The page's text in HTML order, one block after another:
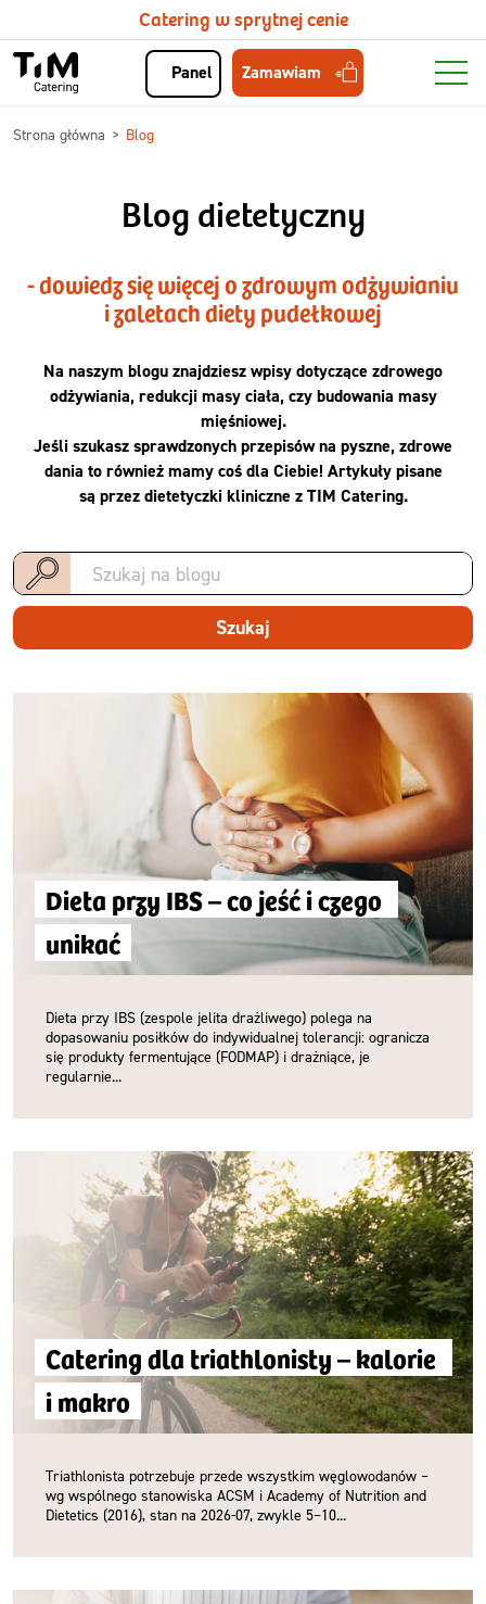
Catering w sprytnej cenie
Panel Zamawiam
Strona główna Blog
Blog dietetyczny
- dowiedz się więcej o zdrowym odżywianiu
i zaletach diety pudełkowej
Na naszym blogu znajdziesz wpisy dotyczące zdrowego
odżywiania, redukcji masy ciała, czy budowania masy
mięśniowej.
Jeśli szukasz sprawdzonych przepisów na pyszne, zdrowe
dania to również mamy coś dla Ciebie! Artykuły pisane
są przez dietetyczki kliniczne z TIM Catering.
Szukaj
Dieta przy IBS – co jeść i czego
unikać
Dieta przy IBS (zespole jelita drażliwego) polega na
dopasowaniu posiłków do indywidualnej tolerancji: ogranicza
się produkty fermentujące (FODMAP) i drażniące, je
regularnie...
Catering dla triathlonisty – kalorie
i makro
Triathlonista potrzebuje przede wszystkim węglowodanów –
wg wspólnego stanowiska ACSM i Academy of Nutrition and
Dietetics (2016), stan na 2026-07, zwykle 5–10...